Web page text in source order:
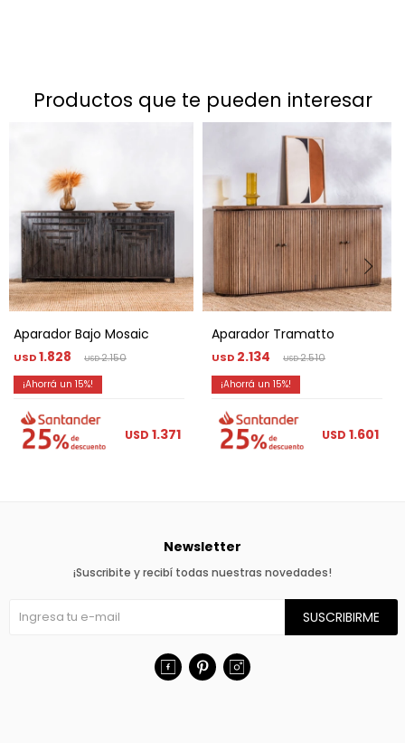
productos que te pueden interesar
Aparador Bajo Mosaic
USD1.828 USD2.150
15
USD 1.371
Aparador Tramatto
USD 2.134 USD2.510
15
USD 1.601
Newsletter
¡Suscribite y recibí todas nuestras novedades!
SUSCRIBIRME
  